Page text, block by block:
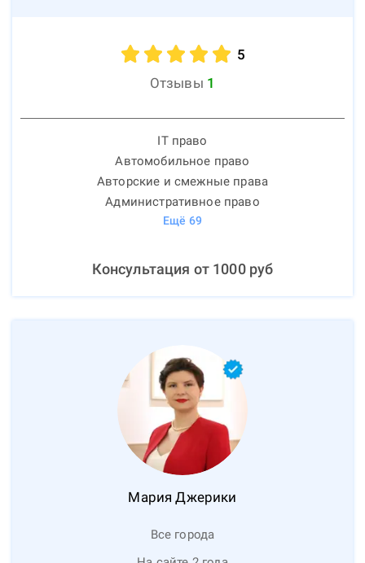
5
Отзывы 1
IT право
Автомобильное право
Авторские и смежные права
Административное право
Ещё 69
Консультация от 1000руб
Мария Джерики
Все города